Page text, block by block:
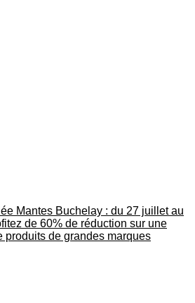
Mantes Buchelay : du 27 juillet au
de 60% de réduction sur une
produits de grandes marques